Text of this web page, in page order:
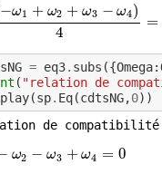
−ω1 + ω2 + ω3 − ω4)
4
=
1+ω2+ω3−ω4)4=0
= eq3. subs ({Omega:
( "relation de
(sp. Eq(cdtsNG,0))
ω2 − ω3 + ω4 = 0
ω 2−ω3 +ω4=0